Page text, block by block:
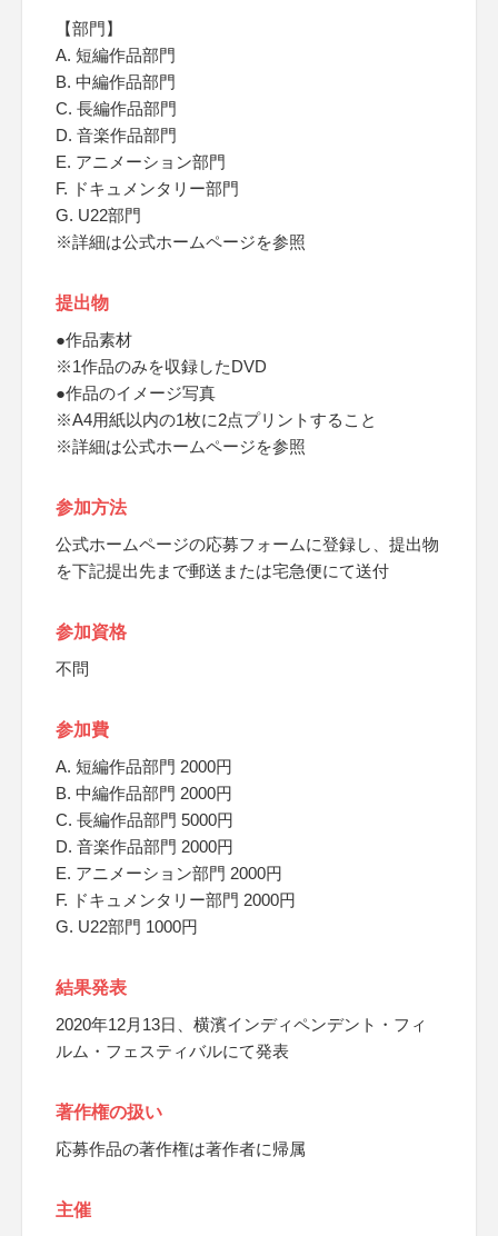
【部門】
A. 短編作品部門
B. 中編作品部門
C. 長編作品部門
D. 音楽作品部門
E. アニメーション部門
F. ドキュメンタリー部門
G. U22部門
※詳細は公式ホームページを参照
提出物
●作品素材
※1作品のみを収録したDVD
●作品のイメージ写真
※A4用紙以内の1枚に2点プリントすること
※詳細は公式ホームページを参照
参加方法
公式ホームページの応募フォームに登録し、提出物
を下記提出先まで郵送または宅急便にて送付
参加資格
不問
参加費
A. 短編作品部門 2000円
B. 中編作品部門 2000円
C. 長編作品部門 5000円
D. 音楽作品部門 2000円
E. アニメーション部門 2000円
F. ドキュメンタリー部門 2000円
G. U22部門 1000円
結果発表
2020年12月13日、横濱インディペンデント・フィ
ルム・フェスティバルにて発表
著作権の扱い
応募作品の著作権は著作者に帰属
主催